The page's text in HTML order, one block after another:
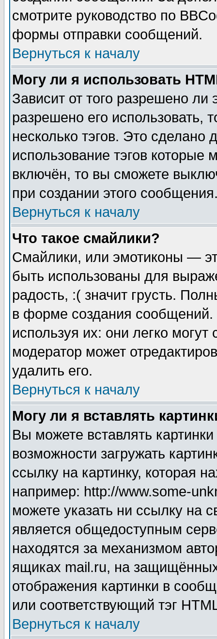
смотрите руководство по
формы отправки сообщений.
Вернуться к началу
Могу ли я использовать
Зависит от того разрешено
разрешено его использовать,
несколько тэгов. Это сделано
использование тэгов
включён, то вы сможете
при создании этого
Вернуться к началу
Что такое смайлики?
Смайлики, или эмотиконы —
быть использованы для
радость, :( значит грусть.
в форме создания сообщений.
используя их: они легко
модератор может
удалить его.
Вернуться к началу
Могу ли я вставлять
Вы можете вставлять
возможности загружать
ссылку на картинку, которая
например: http://www.some-
можете указать ни ссылку на
является общедоступным
находятся за механизмом
ящиках mail.ru, на
отображения картинки в
или соответствующий тэг
Вернуться к началу